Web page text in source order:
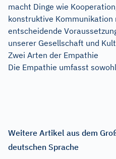
macht Dinge wie
konstruktive Kommunikation
entscheidende
unserer Gesellschaft und
Zwei Arten der Empathie
Die Empathie umfasst
Weitere Artikel aus dem
deutschen Sprache